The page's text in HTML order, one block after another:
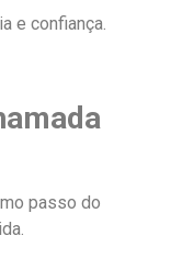
e confiança.
passo do